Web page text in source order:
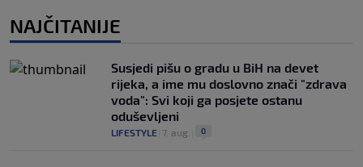
NAJČITANIJE
Susjedi pišu o gradu u BiH na devet
rijeka, a ime mu doslovno znači "zdrava
voda": Svi koji ga posjete ostanu
oduševljeni
LIFESTYLE 7. aug. 0